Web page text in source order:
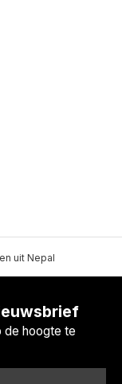
uit Nepal
de hoogte te